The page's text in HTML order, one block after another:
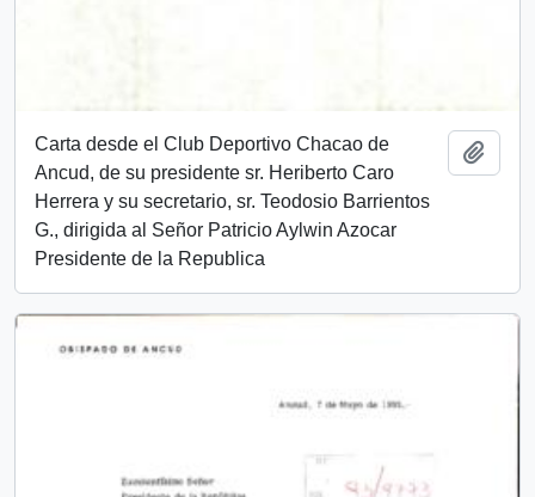
Carta desde el Club Deportivo Chacao de
Ancud, de su presidente sr. Heriberto Caro
Herrera y su secretario, sr. Teodosio Barrientos
G., dirigida al Señor Patricio Aylwin Azocar
Presidente de la Republica